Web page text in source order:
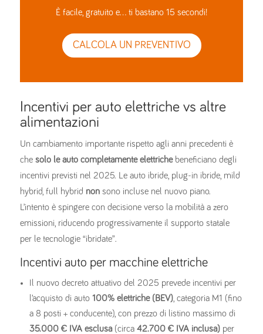
È facile, gratuito e… ti bastano 15 secondi!
CALCOLA UN PREVENTIVO
Incentivi per auto elettriche vs altre
alimentazioni
Un cambiamento importante rispetto agli anni precedenti è
che solo le auto completamente elettrichebeneficiano degli
incentivi previsti nel 2025. Le auto ibride, plug-in ibride, mild
hybrid, full hybrid non sono incluse nel nuovo piano.
L’intento è spingere con decisione verso la mobilità a zero
emissioni, riducendo progressivamente il supporto statale
per le tecnologie “ibridate”.
Incentivi auto per macchine elettriche
Il nuovo decreto attuativo del 2025 prevede incentivi per
l’acquisto di auto 100% elettriche (BEV) , categoria M1 (fino
a 8 posti + conducente), con prezzo di listino massimo di
35.000 € IVA esclusa(circa 42.700 € IVA inclusa) per